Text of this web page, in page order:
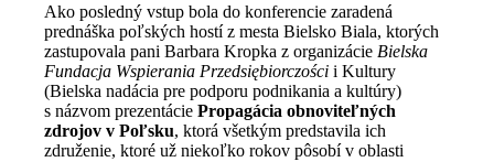
Ako posledný vstup bola do konferencie zaradená
prednáška poľských hostí z mesta Bielsko Biala, ktorých
zastupovala pani Barbara Kropka z organizácie Bielska
Fundacja Wspierania Przedsiębiorczości i Kultury
(Bielska nadácia pre podporu podnikania a kultúry)
s názvom prezentáciePropagácia obnoviteľných
zdrojov v Poľsku, ktorá všetkým predstavila ich
združenie, ktoré už niekoľko rokov pôsobí v oblasti